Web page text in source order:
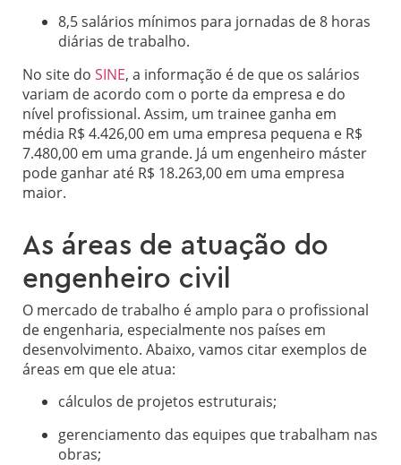
8,5 salários mínimos para jornadas de 8 horas
diárias de trabalho.
No site do SINE, a informação é de que os salários
variam de acordo com o porte da empresa e do
nível profissional. Assim, um trainee ganha em
média R$ 4.426,00 em uma empresa pequena e R$
7.480,00 em uma grande. Já um engenheiro máster
pode ganhar até R$ 18.263,00 em uma empresa
maior.
As áreas de atuação do
engenheiro civil
O mercado de trabalho é amplo para o profissional
de engenharia, especialmente nos países em
desenvolvimento. Abaixo, vamos citar exemplos de
áreas em que ele atua:
cálculos de projetos estruturais;
gerenciamento das equipes que trabalham nas
obras;